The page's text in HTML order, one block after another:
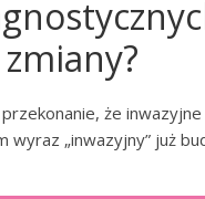
że
„inwazyjny” już